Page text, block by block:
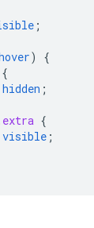
;
)
{
{
hidden ;
extra {
visible ;